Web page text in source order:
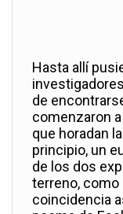
Hasta allí
de
comenzaron
que horadan
principio, un
de los dos
terreno,
coincidencia